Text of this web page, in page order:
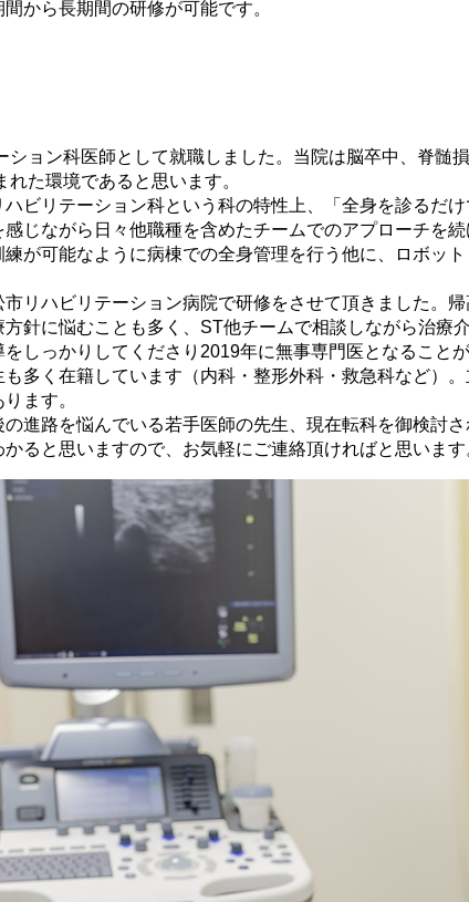
から長期間の研修が可能です。
ョン科医師として就職しました。当院は脳卒中、脊髄
た環境であると思います。
ビリテーション科という科の特性上、「全身を診るだ
じながら日々他職種を含めたチームでのアプローチを続
が可能なように病棟での全身管理を行う他に、ロボッ
リハビリテーション病院で研修をさせて頂きました。
針に悩むことも多く、ST他チームで相談しながら治療
しっかりしてくださり2019年に無事専門医となることが
多く在籍しています（内科・整形外科・救急科など）
ます。
進路を悩んでいる若手医師の先生、現在転科を御検討
ると思いますので、お気軽にご連絡頂ければと思います